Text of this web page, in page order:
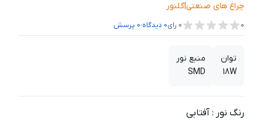
چراغ های صنعتی|گلنور
0
0 رای0 دیدگاه،0 پرسش
توان
18W
منبع نور
SMD
رنگ نور : آفتابی